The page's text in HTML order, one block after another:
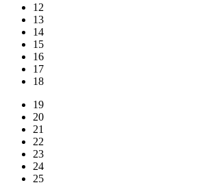
12
13
14
15
16
17
18
19
20
21
22
23
24
25